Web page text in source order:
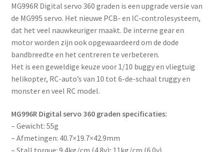
e
s
s
t
o
j
o
i
t
MG996R Digital servo 360 graden is een upgrade versie van
de MG995 servo. Het nieuwe PCB- en IC-controlesysteem,
dat het veel nauwkeuriger maakt. De interne gear en
motor worden zijn ook opgewaardeerd om de dode
bandbreedte en het centreren te verbeteren.
Het is een geweldige keuze voor 1/10 buggy en vliegtuig
helikopter, RC-auto’s van 10 tot 6-de-schaal truggy en
monster en veel RC model.
MG996R Digital servo 360 graden specificaties:
– Gewicht: 55g
– Afmetingen: 40.7×19.7×42.9mm